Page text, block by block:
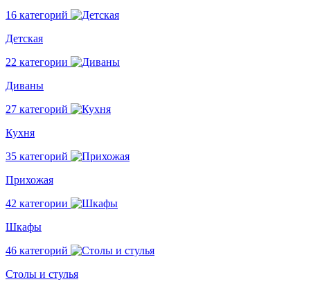
16 категорий
Детская
22 категории
Диваны
27 категорий
Кухня
35 категорий
Прихожая
42 категории
Шкафы
46 категорий
Столы и стулья